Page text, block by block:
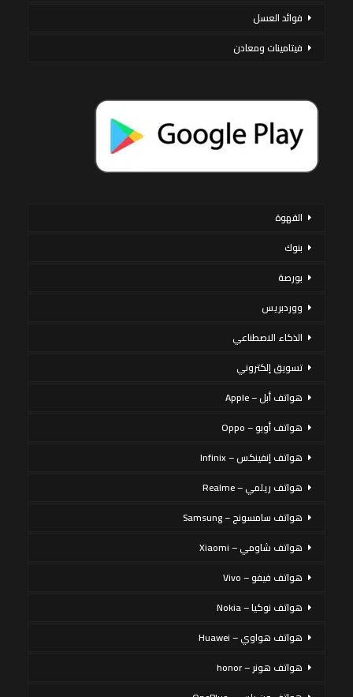
فوائد العسل
فيتامينات ومعادن
القهوة
بنوك
بورصة
ووردبريس
الذكاء الاصطناعي
تسويق إلكتروني
هواتف أبل – Apple
هواتف أوبو – Oppo
هواتف إنفينكس – Infinix
هواتف ريلمي – Realme
هواتف سامسونج – Samsung
هواتف شاومي – Xiaomi
هواتف فيفو – Vivo
هواتف نوكيا – Nokia
هواتف هواوي – Huawei
هواتف هونر – honor